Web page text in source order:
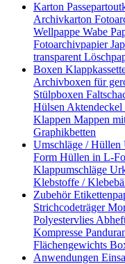
Karton
Archivkarton
Wellpappe Wabe
Fotoarchivpapier
transparent
Boxen
Archivboxen für
Stülpboxen
Hülsen Aktendeckel
Klappen Mappen
Graphikbetten
Umschläge / Hüllen
Form Hüllen in L-
Klappumschläge
Klebstoffe /
Zubehör
Strichcodeträger
Polyestervlies
Kompresse
Flächengewichts
Anwendungen